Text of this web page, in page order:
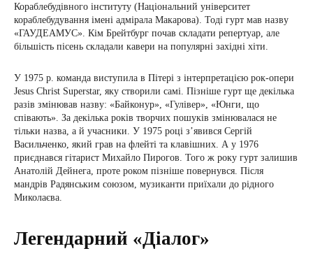
Кораблебудівного інституту (Національний університет
кораблебудування імені адмірала Макарова). Тоді гурт мав назву
«ГАУДЕАМУС». Кім Брейтбург почав складати репертуар, але
більшість пісень складали кавери на популярні західні хіти.
У 1975 р. команда виступила в Пітері з інтерпретацією рок-опери
Jesus Christ Superstar, яку створили самі. Пізніше гурт ще декілька
разів змінював назву: «Байконур», «Гулівер», «Юнги, що
співають». За декілька років творчих пошуків змінювалася не
тільки назва, а й учасники. У 1975 році з’явився Сергій
Васильченко, який грав на флейті та клавішних. А у 1976
приєднався гітарист Михайло Пирогов. Того ж року гурт залишив
Анатолій Дейнега, проте роком пізніше повернувся. Після
мандрів Радянським союзом, музиканти приїхали до рідного
Миколаєва.
Легендарний «Діалог»